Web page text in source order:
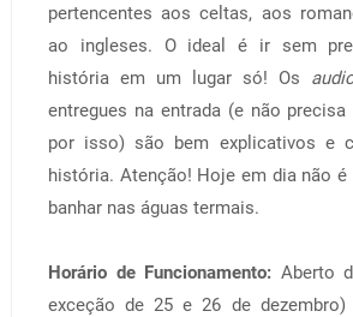
pertencentes aos celtas, aos
ao ingleses. O ideal é ir sem
história em um lugar só! Os
entregues na entrada (e não precisa
por isso) são bem explicativos e
história. Atenção! Hoje em dia não
banhar nas águas termais.
Horário de Funcionamento: Aberto
exceção de 25 e 26 de